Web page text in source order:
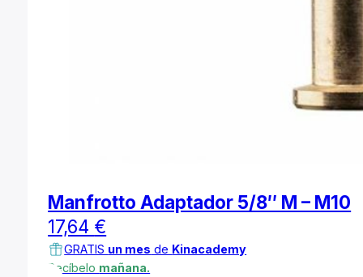
Manfrotto Adaptador 5/8″ M – M10
17,64 €
GRATIS un mes de Kinacademy
Recíbelo mañana.